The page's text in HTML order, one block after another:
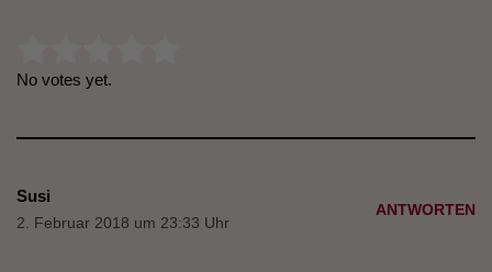
No votes yet.
Susi
2. Februar 2018 um 23:33 Uhr
ANTWORTEN